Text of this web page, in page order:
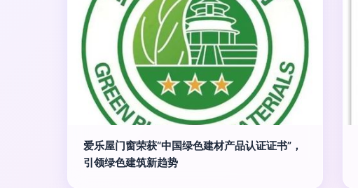
爱乐屋门窗荣获“中国绿色建材产品认证证书”，
引领绿色建筑新趋势